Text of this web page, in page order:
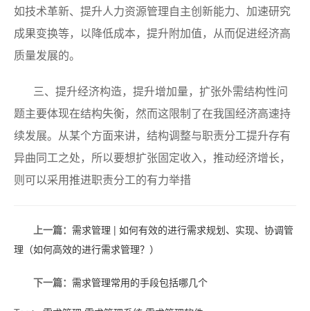
如技术革新、提升人力资源管理自主创新能力、加速研究
成果变换等，以降低成本，提升附加值，从而促进经济高
质量发展的。
三、提升经济构造，提升增加量，扩张外需结构性问
题主要体现在结构失衡，然而这限制了在我国经济高速持
续发展。从某个方面来讲，结构调整与职责分工提升存有
异曲同工之处，所以要想扩张固定收入，推动经济增长，
则可以采用推进职责分工的有力举措
上一篇： 需求管理 | 如何有效的进行需求规划、实现、协调管
理（如何高效的进行需求管理？）
下一篇： 需求管理常用的手段包括哪几个